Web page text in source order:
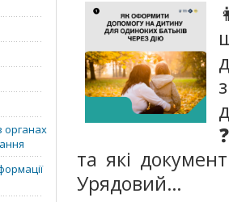
органах
та які
Урядовий…